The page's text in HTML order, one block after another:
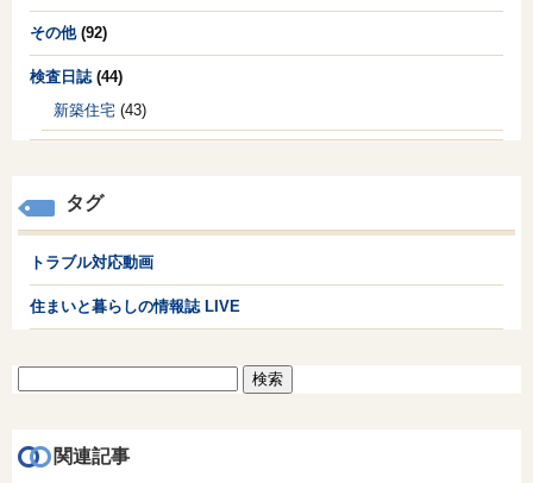
その他(92)
検査日誌(44)
新築住宅 (43)
タグ
トラブル対応動画
住まいと暮らしの情報誌 LIVE
関連記事